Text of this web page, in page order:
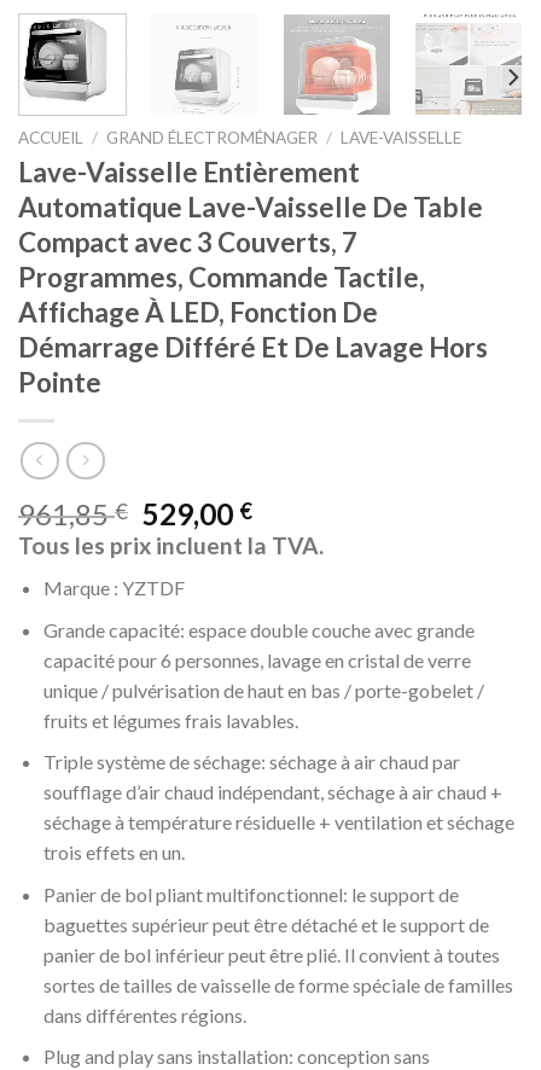
ACCUEIL / GRAND ÉLECTROMÉNAGER / LAVE-VAISSELLE
Lave-Vaisselle Entièrement
Automatique Lave-Vaisselle De Table
Compact avec 3 Couverts, 7
Programmes, Commande Tactile,
Affichage À LED, Fonction De
Démarrage Différé Et De Lavage Hors
Pointe
961,85€ 529,00 €
Tous les prix incluent la TVA.
Marque : YZTDF
Grande capacité: espace double couche avec grande
capacité pour 6 personnes, lavage en cristal de verre
unique / pulvérisation de haut en bas / porte-gobelet /
fruits et légumes frais lavables.
Triple système de séchage: séchage à air chaud par
soufflage d’air chaud indépendant, séchage à air chaud +
séchage à température résiduelle + ventilation et séchage
trois effets en un.
Panier de bol pliant multifonctionnel: le support de
baguettes supérieur peut être détaché et le support de
panier de bol inférieur peut être plié. Il convient à toutes
sortes de tailles de vaisselle de forme spéciale de familles
dans différentes régions.
Plug and play sans installation: conception sans